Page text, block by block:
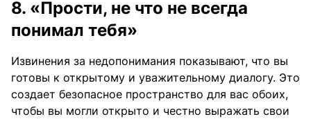
8. «Прости, не что не всегда
понимал тебя»
Извинения за недопонимания показывают, что вы
готовы к открытому и уважительному диалогу. Это
создает безопасное пространство для вас обоих,
чтобы вы могли открыто и честно выражать свои